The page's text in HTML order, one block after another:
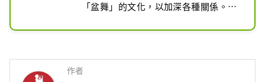
「盆舞」的文化，以加深各種關係。
在可以全年體驗日本傳統文化的新型娛
邊享用日本料理，一邊觀看盂蘭盆舞表
演並跟著跳舞。
作者